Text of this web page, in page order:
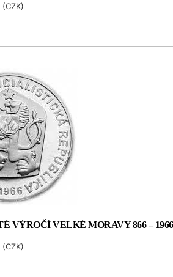
(CZK)
VÝROČÍ VELKÉ MORAVY 866 – 1966
(CZK)